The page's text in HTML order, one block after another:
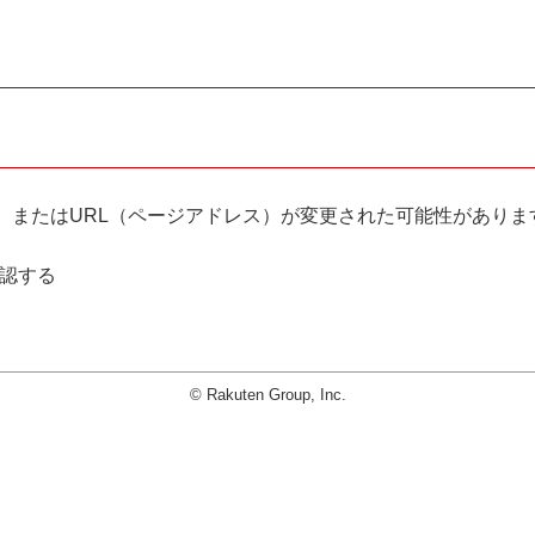
たはURL（ページアドレス）が変更された可能性がありま
する
© Rakuten Group, Inc.